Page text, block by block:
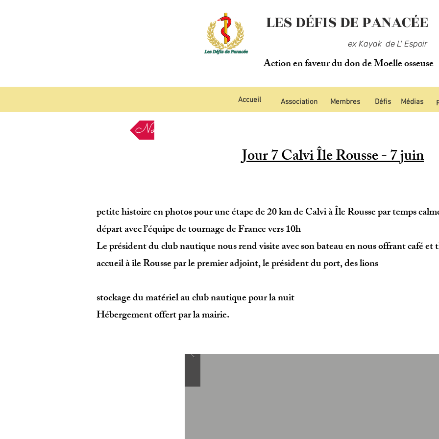
LES DÉFIS DE PANACÉE
ex Kayak de L' Espoir
Action en faveur du don de Moelle osseuse
Accueil Association Membres Défis Médias
Nos Etapes
Jour 7 Calvi Île Rousse - 7 juin
petite histoire en photos pour une étape de 20 km de Calvi à Île Rousse par temps
départ avec l’équipe de tournage de France vers 10h
Le président du club nautique nous rend visite avec son bateau en nous offrant café et
accueil à île Rousse par le premier adjoint, le président du port, des lions
stockage du matériel au club nautique pour la nuit
Hébergement offert par la mairie.